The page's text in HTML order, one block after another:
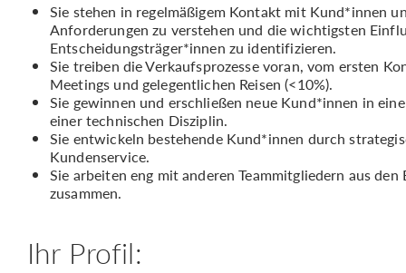
Sie stehen in regelmäßigem Kontakt mit Kund*innen
Anforderungen zu verstehen und die wichtigsten
Entscheidungsträger*innen zu identifizieren.
Sie treiben die Verkaufsprozesse voran, vom ersten
Meetings und gelegentlichen Reisen (<10%).
Sie gewinnen und erschließen neue Kund*innen in
einer technischen Disziplin.
Sie entwickeln bestehende Kund*innen durch
Kundenservice.
Sie arbeiten eng mit anderen Teammitgliedern aus
zusammen.
Ihr Profil: